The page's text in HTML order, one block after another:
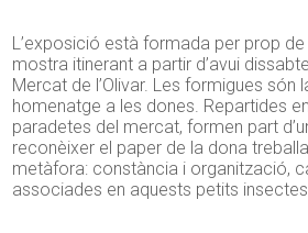
L’exposició està formada per prop
mostra itinerant a partir d’avui
Mercat de l’Olivar. Les formigues són
homenatge a les dones. Repartides
paradetes del mercat, formen part
reconèixer el paper de la dona
metàfora: constància i organització,
associades en aquests petits